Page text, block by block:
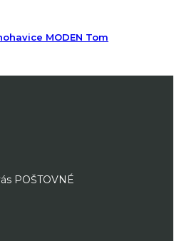
MODEN Tom
POŠTOVNÉ